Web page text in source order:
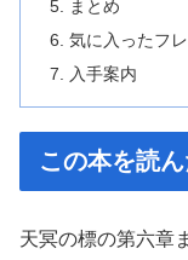
まとめ
気に入ったフ
入手案内
この本を読
天冥の標の第六章